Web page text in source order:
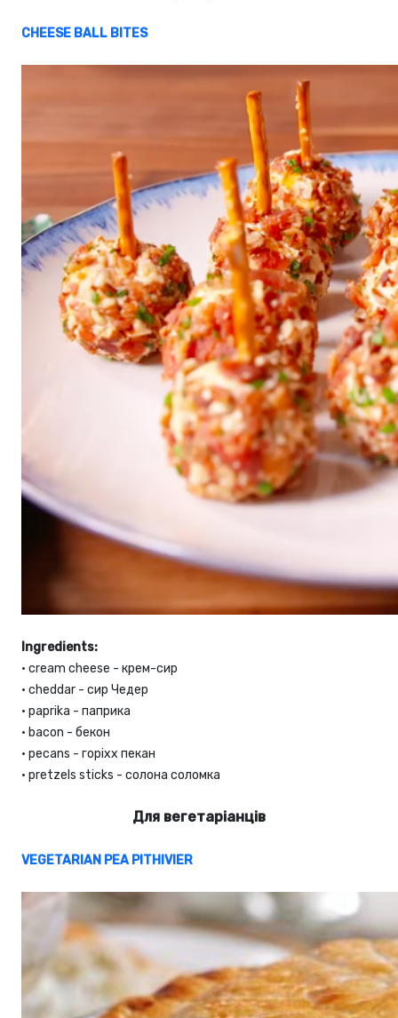
CHEESE BALL BITES
Ingredients:
• cream cheese - крем-сир
• сheddar - сир Чедер
• paprika - паприка
• bacon - бекон
• pecans - горіхх пекан
• pretzels sticks - солона соломка
Для вегетаріанців
VEGETARIAN PEA PITHIVIER